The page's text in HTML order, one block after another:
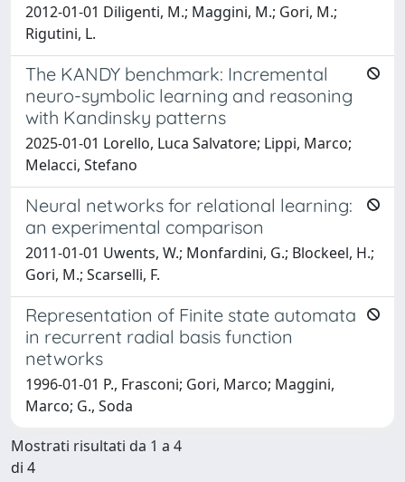
2012-01-01 Diligenti, M.; Maggini, M.; Gori, M.;
Rigutini, L.
The KANDY benchmark: Incremental
neuro-symbolic learning and reasoning
with Kandinsky patterns
2025-01-01 Lorello, Luca Salvatore; Lippi, Marco;
Melacci, Stefano
Neural networks for relational learning:
an experimental comparison
2011-01-01 Uwents, W.; Monfardini, G.; Blockeel, H.;
Gori, M.; Scarselli, F.
Representation of Finite state automata
in recurrent radial basis function
networks
1996-01-01 P., Frasconi; Gori, Marco; Maggini,
Marco; G., Soda
Mostrati risultati da 1 a 4
di 4